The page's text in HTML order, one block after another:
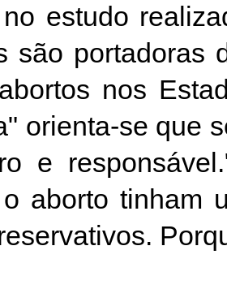
estudo
são portadoras
nos
orienta-se que
e
aborto tinham